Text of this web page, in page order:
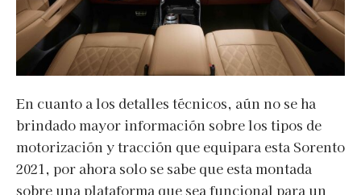
En cuanto a los detalles técnicos, aún no se ha
brindado mayor información sobre los tipos de
motorización y tracción que equipara esta Sorento
2021, por ahora solo se sabe que esta montada
sobre una plataforma que sea funcional para un